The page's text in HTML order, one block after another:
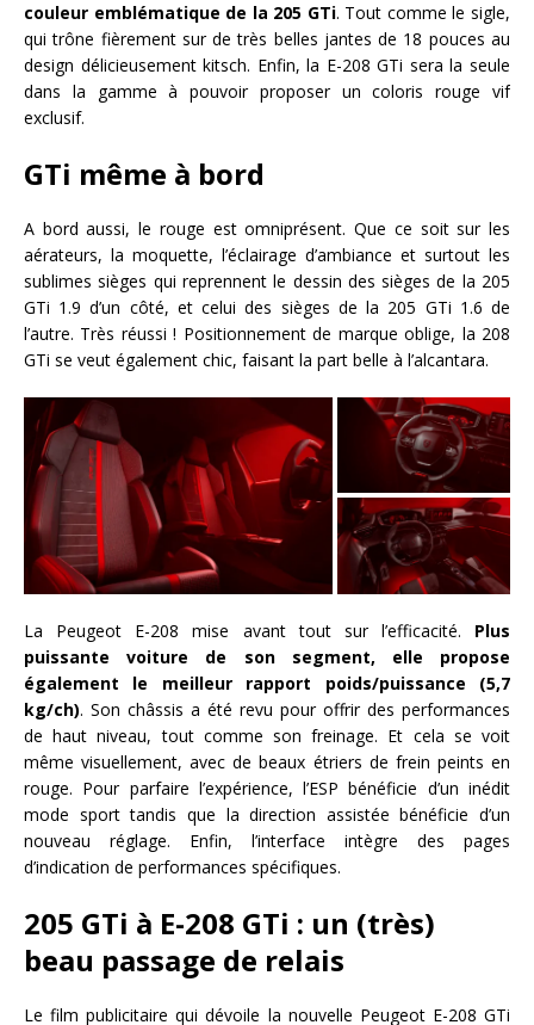
couleur emblématique de la 205 GTi. Tout comme le sigle,
qui trône fièrement sur de très belles jantes de 18 pouces au
design délicieusement kitsch. Enfin, la E-208 GTi sera la seule
dans la gamme à pouvoir proposer un coloris rouge vif
exclusif.
GTi même à bord
A bord aussi, le rouge est omniprésent. Que ce soit sur les
aérateurs, la moquette, l’éclairage d’ambiance et surtout les
sublimes sièges qui reprennent le dessin des sièges de la 205
GTi 1.9 d’un côté, et celui des sièges de la 205 GTi 1.6 de
l’autre. Très réussi ! Positionnement de marque oblige, la 208
GTi se veut également chic, faisant la part belle à l’alcantara.
La Peugeot E-208 mise avant tout sur l’efficacité. Plus
puissante voiture de son segment, elle propose
également le meilleur rapport poids/puissance (5,7
kg/ch). Son châssis a été revu pour offrir des performances
de haut niveau, tout comme son freinage. Et cela se voit
même visuellement, avec de beaux étriers de frein peints en
rouge. Pour parfaire l’expérience, l’ESP bénéficie d’un inédit
mode sport tandis que la direction assistée bénéficie d’un
nouveau réglage. Enfin, l’interface intègre des pages
d’indication de performances spécifiques.
205 GTi à E-208 GTi : un (très)
beau passage de relais
Le film publicitaire qui dévoile la nouvelle Peugeot E-208 GTi